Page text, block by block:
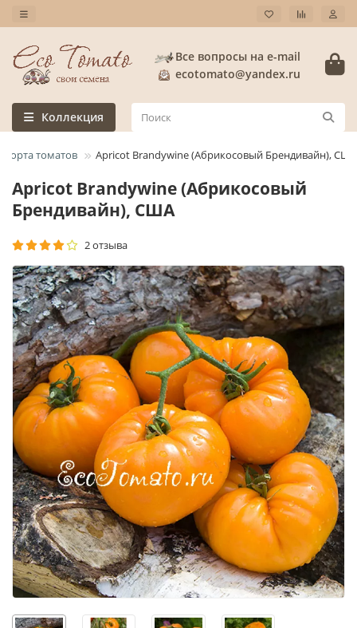
Все вопросы на e-mail
ecotomato@yandex.ru
Коллекция
томатов Apricot Brandywine (Абрикосовый Брендивайн), США
Apricot Brandywine (Абрикосовый
Брендивайн), США
2 отзыва